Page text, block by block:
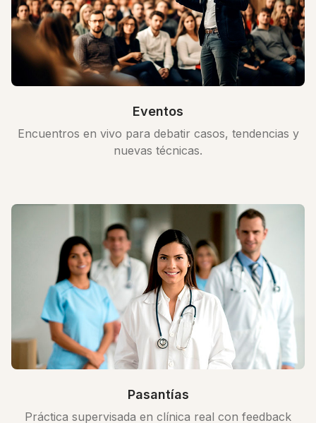
Eventos
Encuentros en vivo para debatir casos, tendencias y
nuevas técnicas.
Pasantías
Práctica supervisada en clínica real con feedback